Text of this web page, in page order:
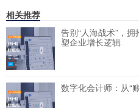
相关推荐
告别“人海战术”，
塑企业增长逻辑
数字化会计师：从“